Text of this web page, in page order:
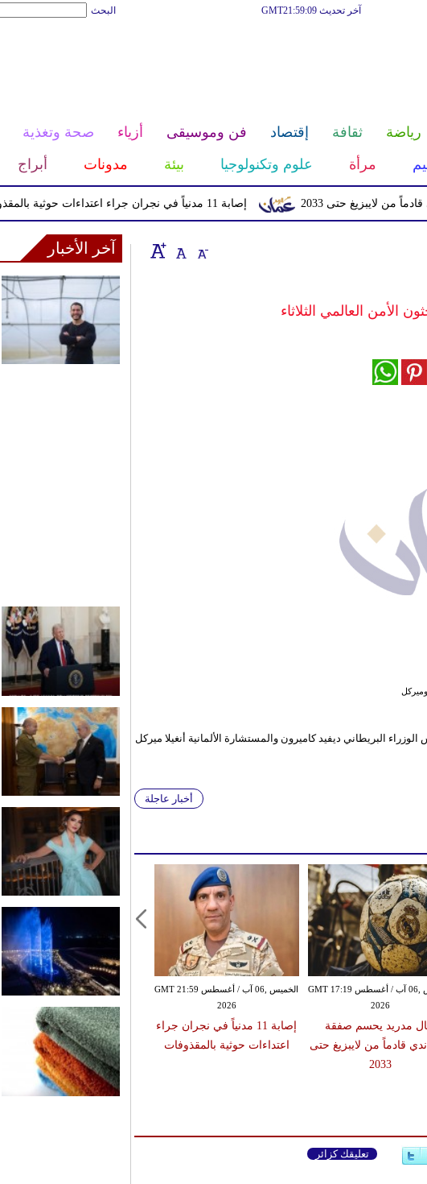
البحث آخر تحديث GMT21:59:09
رياضة ثقافة إقتصاد فن وموسيقى أزياء صحة وتغذية
مرأة علوم وتكنولوجيا بيئة مدونات أبراج
إصابة 11 مدنياً في نجران جراء اعتداءات حوثية بالمقذوفات حتى 2033
الأمن العالمي الثلاثاء
وميركل
البريطاني ديفيد كاميرون والمستشارة الألمانية أنغيلا ميركل
أخبار عاجلة
الخميس ,06 آب / أغسطس GMT 21:59
2026
إصابة 11 مدنياً في نجران جراء
اعتداءات حوثية بالمقذوفات
الخميس ,06 آب / أغسطس GMT 17:19
2026
مدريد يحسم صفقة
قادماً من لايبزيغ حتى
2033
تعليقك كزائر
آخر الأخبار